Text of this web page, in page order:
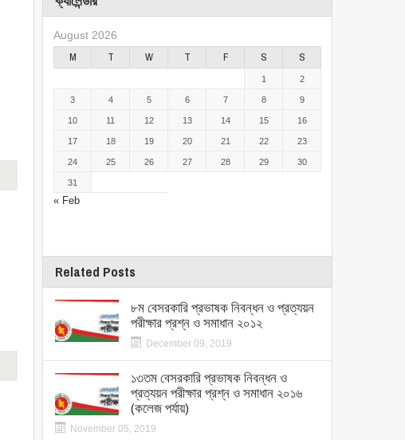
August 2026
M T W T F S S
« Feb
1 2
3 4 5 6 7 8 9
10 11 12 13 14 15 16
17 18 19 20 21 22 23
24 25 26 27 28 29 30
31
Related Posts
৮ম বেসরকারি প্রভাষক নিবন্ধন ও প্রত্যয়ন
পরীক্ষার প্রশ্ন ও সমাধান ২০১২
December 09, 2019
১৩তম বেসরকারি প্রভাষক নিবন্ধন ও
প্রত্যয়ন পরীক্ষার প্রশ্ন ও সমাধান ২০১৬
(কলেজ পর্যায়)
November 05, 2019